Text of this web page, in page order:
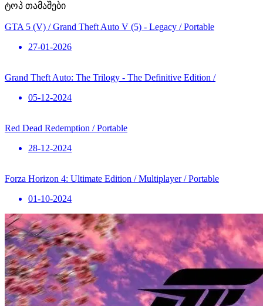
ტოპ თამაშები
GTA 5 (V) / Grand Theft Auto V (5) - Legacy / Portable
27-01-2026
Grand Theft Auto: The Trilogy - The Definitive Edition /
05-12-2024
Red Dead Redemption / Portable
28-12-2024
Forza Horizon 4: Ultimate Edition / Multiplayer / Portable
01-10-2024